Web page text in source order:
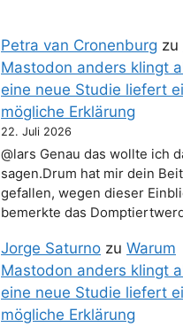
Petra van Cronenburg zu
Mastodon anders klingt
eine neue Studie liefert
mögliche Erklärung
22. Juli 2026
@lars Genau das wollte ich
sagen.Drum hat mir dein
gefallen, wegen dieser
bemerkte das
Jorge Saturno zu Warum
Mastodon anders klingt
eine neue Studie liefert
mögliche Erklärung